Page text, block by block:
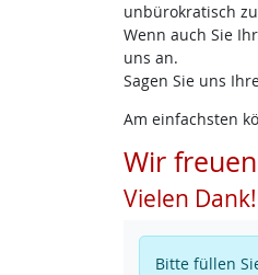
unbürokratisch
Wenn auch Sie
uns an.
Sagen Sie uns
Am einfachsten
Wir
Vielen Dank!
Bitte füllen